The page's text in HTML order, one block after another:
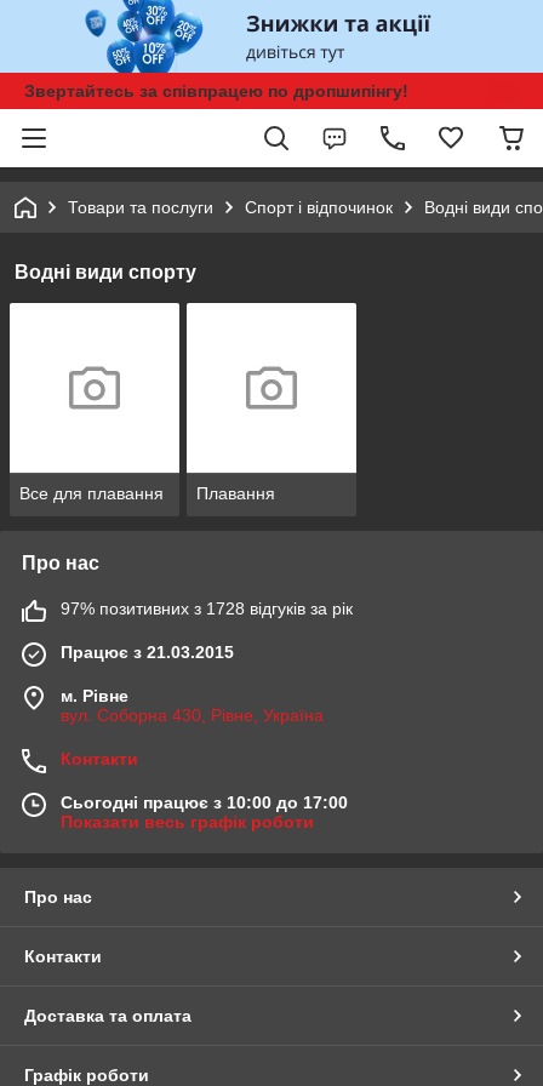
Звертайтесь за співпрацею по дропшипінгу!
Товари та послуги Спорт і відпочинок Водні види
Водні види спорту
Все для плавання Плавання
Про нас
97% позитивних з 1728 відгуків за рік
Працює з 21.03.2015
м. Рівне
вул. Соборна 430, Рівне, Україна
Контакти
Сьогодні працює з 10:00 до 17:00
Показати весь графік роботи
Про нас
Контакти
Доставка та оплата
Графік роботи